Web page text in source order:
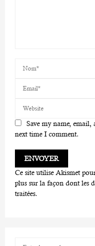
Save my name,
next time I comment.
Ce site utilise Akismet
plus sur la façon dont les
traitées.